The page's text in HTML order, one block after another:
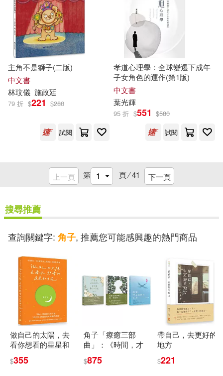
BEMYPET(1)
Baroness Orczy(1)
Buddhafly(1) Caoryu(1)
ChatGPT(1)
Chris Marquardt(1)
Hobby Japan(1)
IKAROS出版(1) Io(1)
Izucchi(1)
K-illust(1) KawaiiSensei(1)
如是文化股份有限公司(1)
字畝文化(1) 學林出版社(1)
學研プラス(1) 小光點(1)
小悅讀出版(1)
山東人民出版社(1)
山東大學出版社(1)
崧博出版(1) 巨流圖書公司(1)
康軒(1)
廣東人民出版社(1)
廣東科技出版社有限公司(1)
廣西師範大學出版社(1)
主角不是獅子(二版)
中文書
林玟儀 施政廷
79 折 $221 $280
試閱
孝道心理學：全球變遷下成年
子女角色的運作(第1版)
中文書
葉光輝
95 折 $551 $580
試閱
上一頁 第 頁 ⁄41 下一頁
搜尋推薦
查詢關鍵字: 角子, 推薦您可能感興趣的熱門商品
做自己的太陽，去
看你想看的星星和
50個對自己的訴
$355
角子「療癒三部
曲」：《時間，才
《你會坦然面對，
$875
帶自己，去更好的
地方
$221